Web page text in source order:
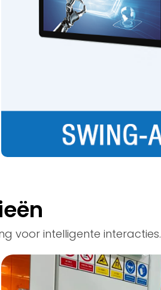
voor intelligente interacties.